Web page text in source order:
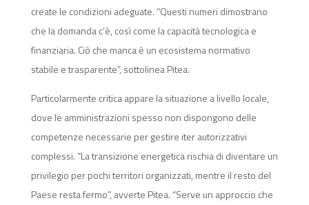
create le condizioni adeguate. “Questi numeri dimostrano
che la domanda c’è, così come la capacità tecnologica e
finanziaria. Ciò che manca è un ecosistema normativo
stabile e trasparente”, sottolinea Pitea.
Particolarmente critica appare la situazione a livello locale,
dove le amministrazioni spesso non dispongono delle
competenze necessarie per gestire iter autorizzativi
complessi. “La transizione energetica rischia di diventare un
privilegio per pochi territori organizzati, mentre il resto del
Paese resta fermo”, avverte Pitea. “Serve un approccio che